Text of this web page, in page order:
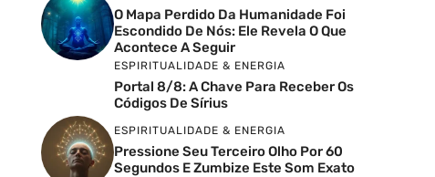
O Mapa Perdido Da Humanidade Foi
Escondido De Nós: Ele Revela O Que
Acontece A Seguir
ESPIRITUALIDADE & ENERGIA
Portal 8/8: A Chave Para Receber Os
Códigos De Sírius
ESPIRITUALIDADE & ENERGIA
Pressione Seu Terceiro Olho Por 60
Segundos E Zumbize Este Som Exato